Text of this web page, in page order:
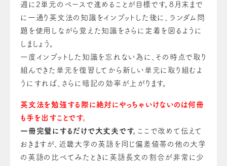
週に2単元のペースで進めることが目標です。 8月末まで
に一通り英文法の知識をインプットした後に、ランダム問
題を使用しながら覚えた知識をさらに定着を図るように
しましょう。
一度インプットした知識を忘れない為に、その時点で取り
組んできた単元を復習してから新しい単元に取り組むよ
うにすれば、さらに暗記の効率が上がります。
英文法を勉強する際に 絶対にやっちゃいけないの は何冊
も手を出すことです。
一冊完璧にするだけで大丈夫です。 ここで改めて伝えて
おきますが、近畿大学の英語を同じ偏差値帯の他 の 大学
の 英語の 比べてみたときに英語長文 の 割合が非常に少